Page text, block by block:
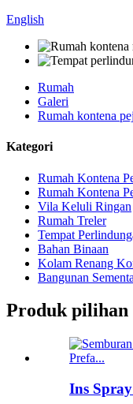
English
Rumah
Galeri
Rumah kontena
Kategori
Rumah Kontena
Rumah Kontena
Vila Keluli Ringan
Rumah Treler
Tempat
Bahan Binaan
Kolam Renang
Bangunan
Produk pilihan
Ins